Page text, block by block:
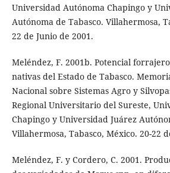
Universidad Autónoma Chapingo y
Autónoma de Tabasco. Villahermosa,
22 de Junio de 2001.
Meléndez, F. 2001b. Potencial
nativas del Estado de Tabasco.
Nacional sobre Sistemas Agro y
Regional Universitario del Sureste,
Chapingo y Universidad Juárez
Villahermosa, Tabasco, México. 20-22
Meléndez, F. y Cordero, C. 2001.